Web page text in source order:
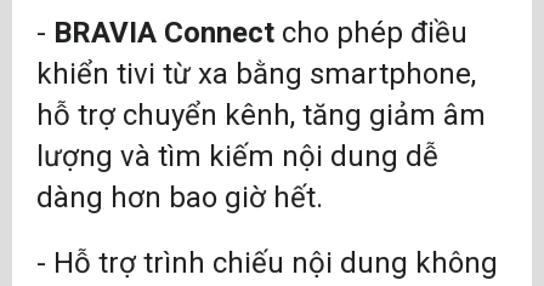
- BRAVIA Connect cho phép điều
khiển tivi từ xa bằng smartphone,
hỗ trợ chuyển kênh, tăng giảm âm
lượng và tìm kiếm nội dung dễ
dàng hơn bao giờ hết.
- Hỗ trợ trình chiếu nội dung không